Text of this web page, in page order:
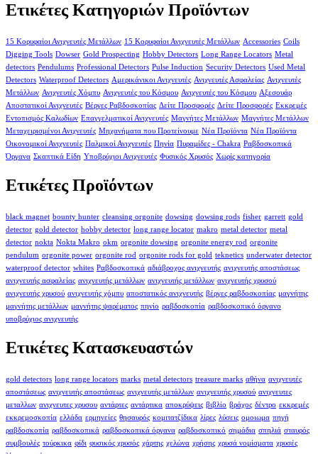
Ετικέτες Κατηγοριών Προϊόντων
15 Κορυφαίοι Ανιχνευτές Μετάλλων 15 Κορυφαίοι Ανιχνευτές Μετάλλων Accessories Coils
Digging Tools Dowser Gold Prospecting Hobby Detectors Long Range Locators Metal
detectors Pendulums Professional Detectors Pulse Induction Security Detectors Used Metal
Detectors Waterproof Detectors Αμερικάνικοι Ανιχνευτές Ανιχνευτές Ασφαλείας Ανιχνευτές
Μετάλλων Ανιχνευτές Χόμπυ Ανιχνευτές του Κόσμου Ανιχνευτές του Κόσμου Αξεσουάρ
Αποστατικοί Ανιχνευτές Βέργες Ραβδοσκοπίας Δείτε Προσφορές Δείτε Προσφορές Εκκρεμές
Εντοπισμός Καλωδίων Επαγγελματικοί Ανιχνευτές Μαγνήτες Μετάλλων Μαγνήτες Μετάλλων
Μεταχειρισμένοι Ανιχνευτές Μηχανήματα που Προτείνουμε Νέα Προϊόντα Νέα Προϊόντα
Οικονομικοί Ανιχνευτές Παλμικοί Ανιχνευτές Πηνία Πυραμίδες - Chakra Ραβδοσκοπικά
Όργανα Σκαπτικά Είδη Υποβρύχιοι Ανιχνευτές Φυσικός Χρυσός Χωρίς κατηγορία
Ετικέτες Προϊόντων
black magnet bounty hunter cleansing orgonite dowsing dowsing rods fisher garrett gold
detector gold detector hobby detector long range locator makro metal detector metal
detector nokta Nokta Makro okm orgonite dowsing orgonite energy rod orgonite
pendulum orgonite power orgonite rod orgonite rods for gold teknetics underwater detector
waterproof detector whites Ραβδοσκοπικά αδιάβροχος ανιχνευτής ανιχνευτής αποστάσεως
ανιχνευτής ασφαλείας ανιχνευτής μετάλλων ανιχνευτής μετάλλων ανιχνευτής χρυσού
ανιχνευτής χρυσού ανιχνευτής χόμπυ αποστατικός ανιχνευτής βέργες ραβδοσκοπίας μαγνήτης
μαγνήτης μετάλλων μαγνήτης ψαρέματος πηνίο ραβδοσκοπία ραβδοσκοπικό όργανο
υποβρύχιος ανιχνευτής
Ετικέτες Κατασκευαστών
gold detectors long range locators marks metal detectors treasure marks αθήνα ανιχνευτές
αποστάσεως ανιχνευτής αποστάσεως ανιχνευτής μετάλλων ανιχνευτής χρυσού ανιχνευτες
μεταλλων ανιχνευτες χρυσου αντάρτες αντάρτικα αποκρύψεις βιβλίο βράχος δέντρο εκκρεμές
εκκρεμοσκοπία ελλάδα ερμηνείες θησαυρός κομιτατζίδικα λίρες λύσεις ομοιωμα πηγή
ραβδοσκοπία ραβδοσκοπικά ραβδοσκοπικά όργανα ραβδοσκοπικό σημάδια σπηλιά σταυρός
συμβουλές τούρκικα φίδι φυσικός χρυσός χάρτης χελώνα χρήσης χρυσά νομίσματα χρυσές